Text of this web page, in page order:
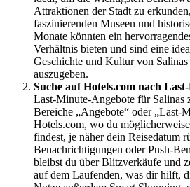
Attraktionen der Stadt zu
faszinierenden Museen und
Monate könnten ein
Verhältnis bieten und sind eine
Geschichte und Kultur von
auszugeben.
Suche auf Hotels.com nach
Last-Minute-Angebote für Salinas
Bereiche „Angebote“ oder „Last-
Hotels.com, wo du
findest, je näher dein Reisedatum
Benachrichtigungen oder Push-
bleibst du über Blitzverkäufe und
auf dem Laufenden, was dir hilft,